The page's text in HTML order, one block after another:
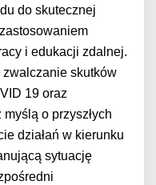
do skutecznej
i edukacji zdalnej.
zwalczanie skutków
19 oraz
o przyszłych
działań w kierunku
sytuację